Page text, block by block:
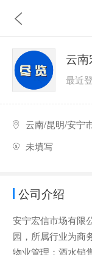
云
最近
云南/昆明/安宁
未填写
公司介绍
安宁宏信市场有限
园，所属行业为商
物业管理；酒水销